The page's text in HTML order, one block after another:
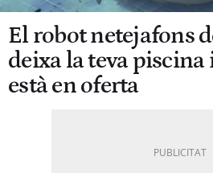
El robot netejafons
deixa la teva piscina
està en oferta